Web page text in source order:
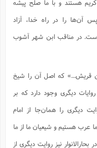
هستند و با ما صلح پیشه
آن‌ها را در راه خدا، آزاد
در مناقب ابن شهر آشوب
قریش...» که اصل آن را شیخ
دیگری وجود دارد که بر
دیگری را همان‌جا از امام
هستیم و شیعیان ما از ما
بحارالانوار نیز روایت دیگری از